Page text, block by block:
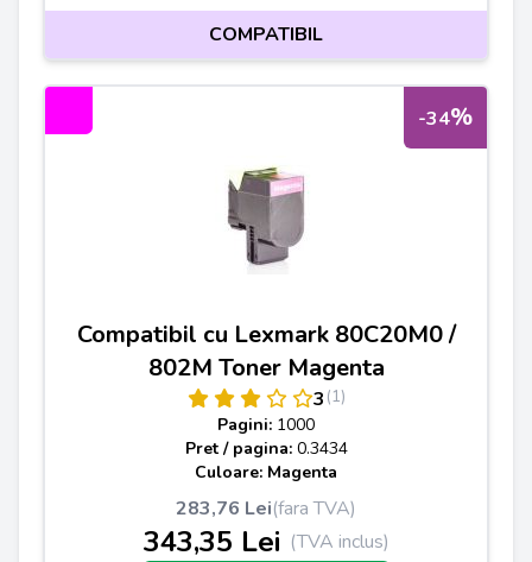
COMPATIBIL
-34%
Compatibil cu Lexmark 80C20M0 /
802M Toner Magenta
3 (1)
Pagini: 1000
Pret / pagina: 0.3434
Culoare: Magenta
283,76 Lei(fara TVA)
343,35 Lei (TVA inclus)